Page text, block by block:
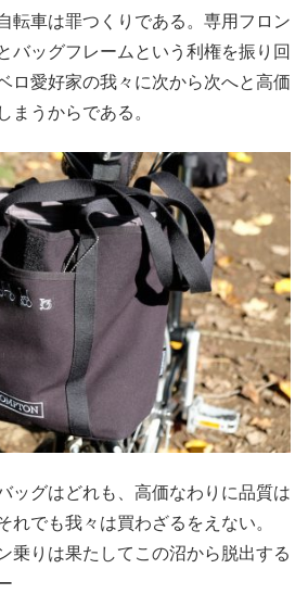
転車は罪つくりである。専用フロン
バッグフレームという利権を振り回
ロ愛好家の我々に次から次へと高価
まうからである。
ッグはどれも、高価なわりに品質は
れでも我々は買わざるをえない。
乗りは果たしてこの沼から脱出する